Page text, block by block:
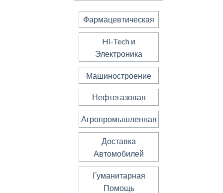
Фармацевтическая
Hi-Tech и
Электроника
Машиностроение
Нефтегазовая
Агропромышленная
Доставка
Автомобилей
Гуманитарная
Помощь